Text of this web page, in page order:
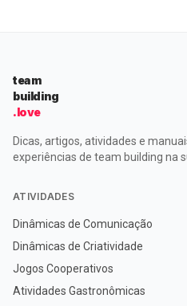
team
building
.love
Dicas, artigos, atividades e
experiências de team building na
ATIVIDADES
Dinâmicas de Comunicação
Dinâmicas de Criatividade
Jogos Cooperativos
Atividades Gastronômicas